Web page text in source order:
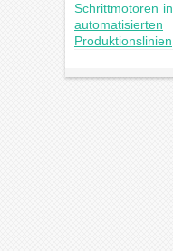
Schrittmotoren in
automatisierten
Produktionslinien